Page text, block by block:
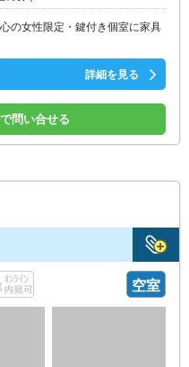
の女性限定・鍵付き個室に家具
詳細を見る
問い合せる
空室